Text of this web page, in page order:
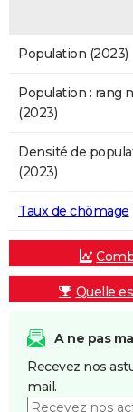
Population (2023)
Population : rang
(2023)
Densité de
(2023)
Taux de chômage
Quelle
A ne pas
Recevez nos
mail.